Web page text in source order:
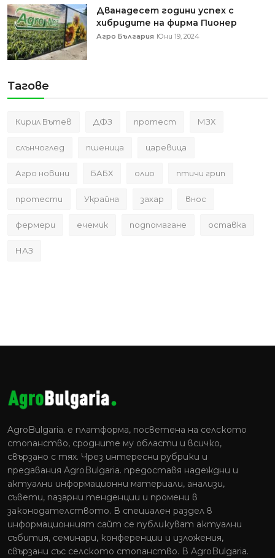
Дванадесет години успех с
хибридите на фирма Пионер
Агро България Юни 19, 2024
Тагове
Кирил Вътев ДФЗ протест МЗХ
слънчоглед пшеница царевица
Агро новини БАБХ олио птичи грип
протести Украйна захар внос
фермери ечемик подпомагане оставка
НАЗ
AgroBulgaria. e платформа, посветена на селското
стопанство, сродните му области и всичко,
свързано с тях. Чрез интересни рубрики и
предавания AgroBulgaria. предоставя надеждни и
актуални информационни материали, анализи,
съвети, пазарни тенденции и промени в
законодателството. В специален раздел в
информационният сайт се публикуват актуални
събития, семинари, конференции и изложения,
свързани със селското стопанство. В AgroBulgaria.